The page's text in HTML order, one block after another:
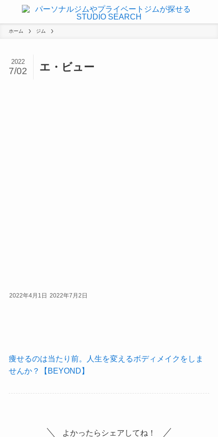
ホーム ジム
エ・ビュー
2022
7/02
2022年4月1日 2022年7月2日
痩せるのは当たり前。人生を変えるボディメイクをしま
せんか？【BEYOND】
よかったらシェアしてね！